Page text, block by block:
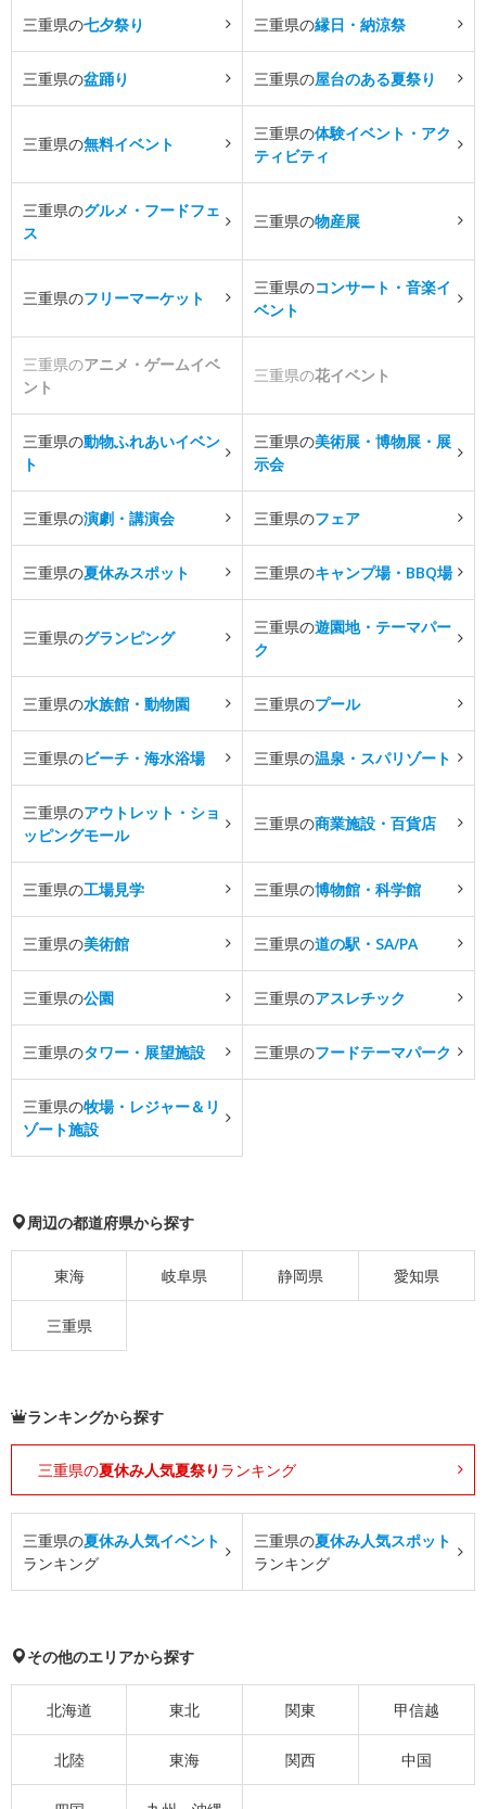
三重県の七夕祭り 三重県の縁日・納涼祭
三重県の盆踊り 三重県の屋台のある夏祭り
三重県の無料イベント
三重県の体験イベント・アク
ティビティ
三重県のグルメ・フードフェ
ス
三重県の物産展
三重県のフリーマーケット
三重県のコンサート・音楽イ
ベント
三重県のアニメ・ゲームイベ
ント
三重県の花イベント
三重県の動物ふれあいイベン
ト
三重県の美術展・博物展・展
示会
三重県の演劇・講演会 三重県のフェア
三重県の夏休みスポット 三重県のキャンプ場・BBQ場
三重県のグランピング
三重県の遊園地・テーマパー
ク
三重県の水族館・動物園 三重県のプール
三重県のビーチ・海水浴場 三重県の温泉・スパリゾート
三重県のアウトレット・ショ
ッピングモール
三重県の商業施設・百貨店
三重県の工場見学 三重県の博物館・科学館
三重県の美術館 三重県の道の駅・SA/PA
三重県の公園 三重県のアスレチック
三重県のタワー・展望施設 三重県のフードテーマパーク
三重県の牧場・レジャー＆リ
ゾート施設
周辺の都道府県から探す
東海 岐阜県 静岡県 愛知県
三重県
ランキングから探す
三重県の夏休み人気夏祭り ランキング
三重県の夏休み人気イベント
ランキング
三重県の夏休み人気スポット
ランキング
その他のエリアから探す
北海道 東北 関東 甲信越
北陸 東海 関西 中国